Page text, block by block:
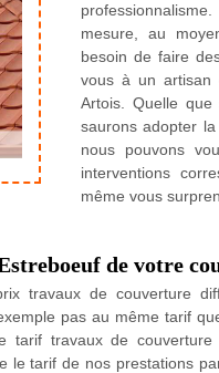
mesure, au
besoin de faire
vous à un artisan
Artois. Quelle
saurons adopter
nous pouvons
interventions
même vous
de votre
travaux de couverture
pas au même tarif
tarif travaux de
le tarif de nos prestations